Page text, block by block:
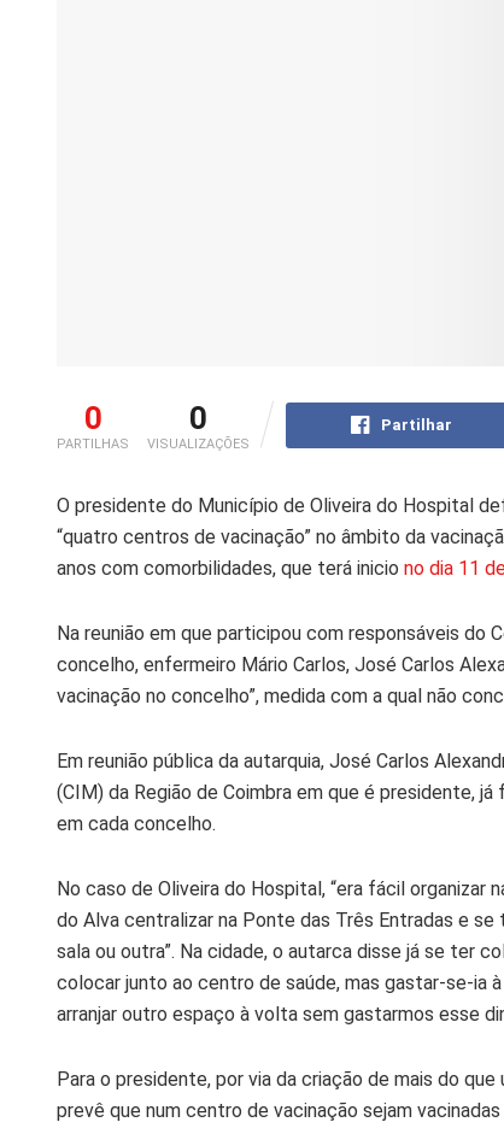
0
PARTILHAS
0
VISUALIZAÇÕES
Partilhar
O presidente do Município de Oliveira do Hospital
“quatro centros de vacinação” no âmbito da
anos com comorbilidades, que terá inicio no dia 11
Na reunião em que participou com responsáveis do
concelho, enfermeiro Mário Carlos, José Carlos
vacinação no concelho”, medida com a qual não
Em reunião pública da autarquia, José Carlos
(CIM) da Região de Coimbra em que é presidente,
em cada concelho.
No caso de Oliveira do Hospital, “era fácil organizar
do Alva centralizar na Ponte das Três Entradas e
sala ou outra”. Na cidade, o autarca disse já se ter
colocar junto ao centro de saúde, mas gastar-se-ia
arranjar outro espaço à volta sem gastarmos esse
Para o presidente, por via da criação de mais do
prevê que num centro de vacinação sejam